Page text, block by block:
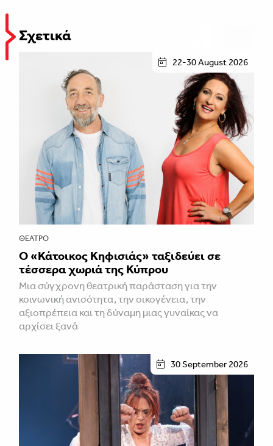
Σχετικά
22-30 August 2026
ΘΈΑΤΡΟ
Ο «Κάτοικος Κηφισιάς» ταξιδεύει σε
τέσσερα χωριά της Κύπρου
Μια σύγχρονη θεατρική παράσταση για την
κοινωνική ανισότητα, την οικογένεια, την
αξιοπρέπεια και τη δύναμη μιας γυναίκας να
αρχίσει ξανά
30 September 2026